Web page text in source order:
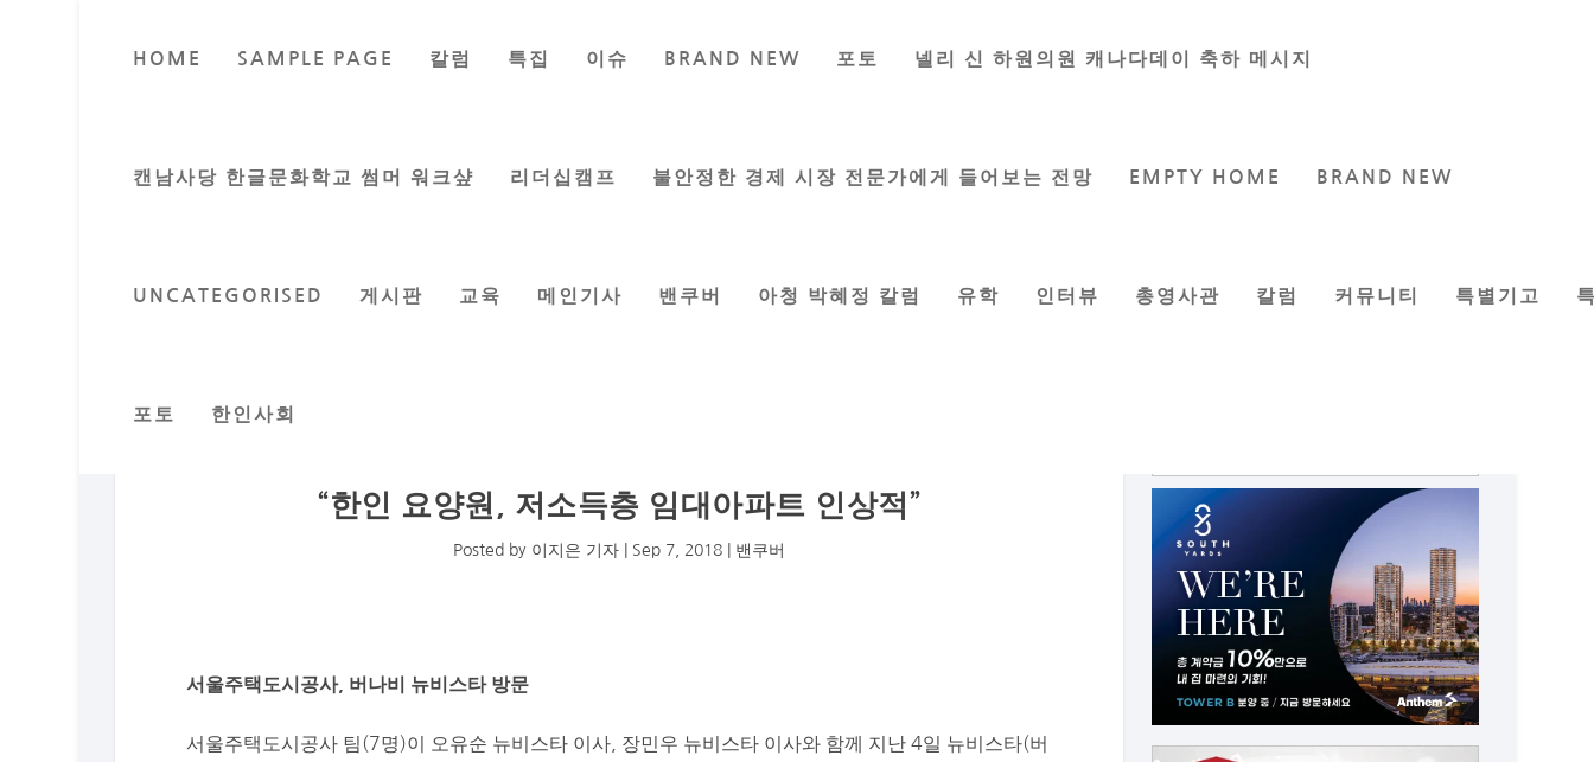
HOME SAMPLE PAGE 칼럼 특집 이슈 BRAND NEW 포토 넬리 신 하원의원 캐나다데이 축하 메시지
캔남사당 한글문화학교 썸머 워크샾 리더십캠프 불안정한 경제 시장 전문가에게 들어보는 전망 EMPTY HOME BRAND NEW
UNCATEGORISED 게시판 교육 메인기사 밴쿠버 아청 박혜정 칼럼 유학 인터뷰 총영사관 칼럼 커뮤니티 특별기고
포토 한인사회
“한인 요양원, 저소득층 임대아파트 인상적”
Posted by 이지은 기자 Sep 7, 2018 밴쿠버
서울주택도시공사, 버나비 뉴비스타 방문
서울주택도시공사 팀(7명)이 오유순 뉴비스타 이사, 장민우 뉴비스타 이사와 함께 지난 4일 뉴비스타(버